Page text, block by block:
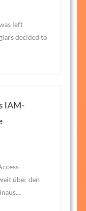
left
decided to
IAM-
über den